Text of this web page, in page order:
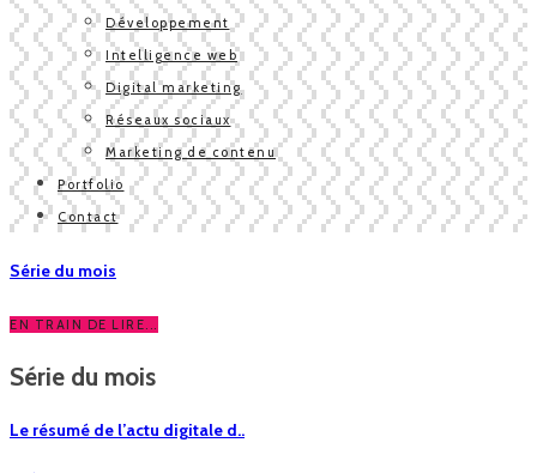
Développement
Intelligence web
Digital marketing
Réseaux sociaux
Marketing de contenu
Portfolio
Contact
Série du mois
EN TRAIN DE LIRE...
Série du mois
Le résumé de l’actu digitale d..